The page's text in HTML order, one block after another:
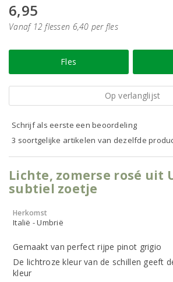
6,95
Vanaf 12 flessen 6,40 per fles
Fles
Op verlanglijst
Schrijf als eerste een beoordeling
3 soortgelijke artikelen van dezelfde
Lichte, zomerse rosé uit
subtiel zoetje
Herkomst
Italië - Umbrië
Gemaakt van perfect rijpe pinot grigio
De lichtroze kleur van de schillen geeft
kleur